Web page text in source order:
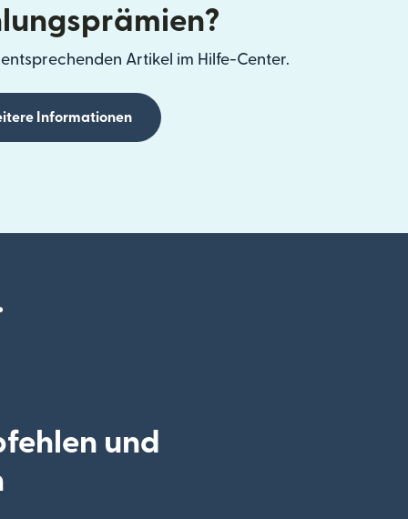
Artikel im Hilfe-Center.
Informationen
und